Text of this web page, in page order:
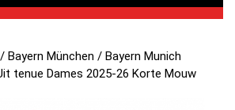
/Bayern München / Bayern Munich
tenue Dames 2025-26 Korte Mouw